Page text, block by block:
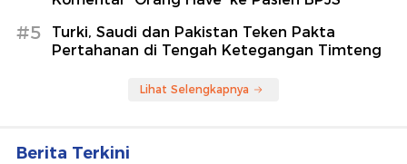
#5
Turki, Saudi dan Pakistan Teken Pakta
Pertahanan di Tengah Ketegangan Timteng
Lihat Selengkapnya
Berita Terkini